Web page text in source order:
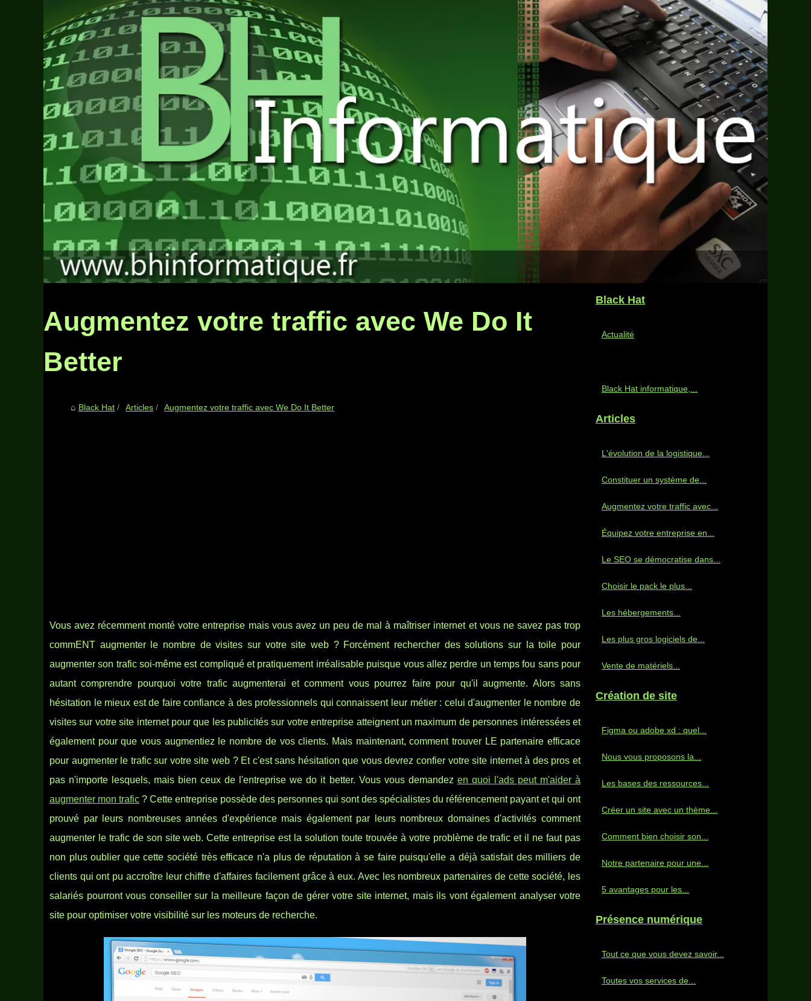
Augmentez votre traffic avec We Do It
Better
Black Hat Articles Augmentez votre traffic avec We Do It Better
Vous avez récemment monté votre entreprise mais vous avez un peu de mal à maîtriser internet et vous ne savez pas trop
commENT augmenter le nombre de visites sur votre site web ? Forcément rechercher des solutions sur la toile pour
augmenter son trafic soi-même est compliqué et pratiquement irréalisable puisque vous allez perdre un temps fou sans pour
autant comprendre pourquoi votre trafic augmenterai et comment vous pourrez faire pour qu'il augmente. Alors sans
hésitation le mieux est de faire confiance à des professionnels qui connaissent leur métier : celui d'augmenter le nombre de
visites sur votre site internet pour que les publicités sur votre entreprise atteignent un maximum de personnes intéressées et
également pour que vous augmentiez le nombre de vos clients. Mais maintenant, comment trouver LE partenaire efficace
pour augmenter le trafic sur votre site web ? Et c'est sans hésitation que vous devrez confier votre site internet à des pros et
pas n'importe lesquels, mais bien ceux de l'entreprise we do it better. Vous vous demandez en quoi l'ads peut m'aider à
augmenter mon trafic ? Cette entreprise possède des personnes qui sont des spécialistes du référencement payant et qui ont
prouvé par leurs nombreuses années d'expérience mais également par leurs nombreux domaines d'activités comment
augmenter le trafic de son site web. Cette entreprise est la solution toute trouvée à votre problème de trafic et il ne faut pas
non plus oublier que cette société très efficace n'a plus de réputation à se faire puisqu'elle a déjà satisfait des milliers de
clients qui ont pu accroître leur chiffre d'affaires facilement grâce à eux. Avec les nombreux partenaires de cette société, les
salariés pourront vous conseiller sur la meilleure façon de gérer votre site internet, mais ils vont également analyser votre
site pour optimiser votre visibilité sur les moteurs de recherche.
Black Hat
Actualité
Black Hat informatique,...
Articles
L'évolution de la logistique...
Constituer un système de...
Augmentez votre traffic avec...
Équipez votre entreprise en...
Le SEO se démocratise dans...
Choisir le pack le plus...
Les hébergements...
Les plus gros logiciels de...
Vente de matériels...
Création de site
Figma ou adobe xd : quel...
Nous vous proposons la...
Les bases des ressources...
Créer un site avec un thème...
Comment bien choisir son...
Notre partenaire pour une...
5 avantages pour les...
Présence numérique
Tout ce que vous devez savoir...
Toutes vos services de...